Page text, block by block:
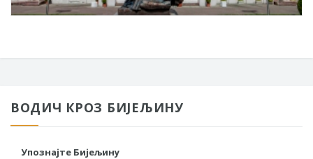
ВОДИЧ КРОЗ БИЈЕЉИНУ
Упознајте Бијељину